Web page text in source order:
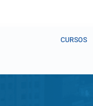
CURSOS